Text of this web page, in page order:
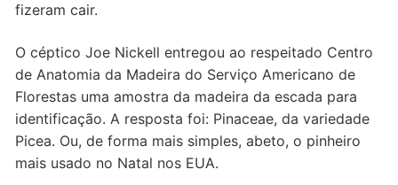
fizeram cair.
O céptico Joe Nickell entregou ao respeitado Centro
de Anatomia da Madeira do Serviço Americano de
Florestas uma amostra da madeira da escada para
identificação. A resposta foi: Pinaceae, da variedade
Picea. Ou, de forma mais simples, abeto, o pinheiro
mais usado no Natal nos EUA.